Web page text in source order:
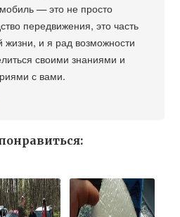
— это не просто
передвижения, это часть
жизни, и я рад возможности
своими знаниями и
с вами.